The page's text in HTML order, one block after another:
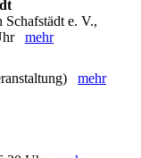
Schafstädt e. V.,
mehr
mehr